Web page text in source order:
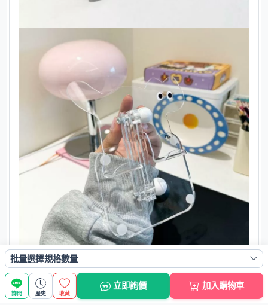
批量選擇規格數量
詢問 歷史 收藏
立即詢價 加入購物車